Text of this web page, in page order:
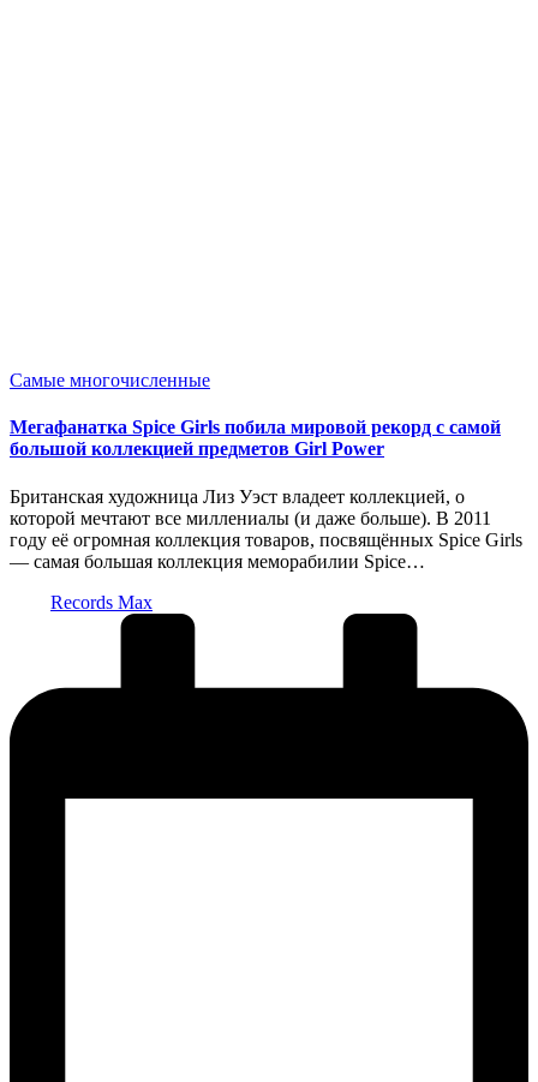
Опубликовано
Самые многочисленные
Мегафанатка Spice Girls побила мировой рекорд с самой
большой коллекцией предметов Girl Power
Британская художница Лиз Уэст владеет коллекцией, о
которой мечтают все миллениалы (и даже больше). В 2011
году её огромная коллекция товаров, посвящённых Spice Girls
— самая большая коллекция меморабилии Spice…
Records Max